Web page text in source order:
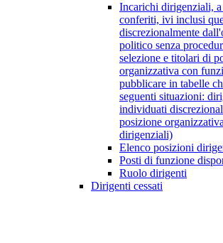
Incarichi dirigenziali,
conferiti, ivi inclusi
discrezionalmente
politico senza
selezione e titolari di
organizzativa con
pubblicare in tabelle
seguenti situazioni:
individuati
posizione
dirigenziali)
Elenco posizioni
Posti di funzione
Ruolo dirigenti
Dirigenti cessati